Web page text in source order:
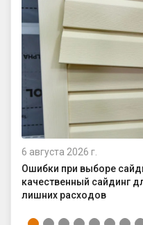
6 августа 2026 г.
Ошибки при выборе
качественный сайдинг
лишних расходов